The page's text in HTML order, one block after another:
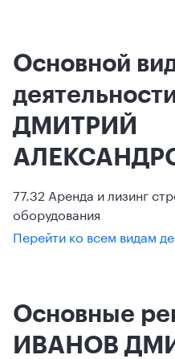
Основной
ДМИТРИЙ
77.32 Аренда и лизинг
оборудования
Перейти ко всем видам
Основные
ИВАНОВ